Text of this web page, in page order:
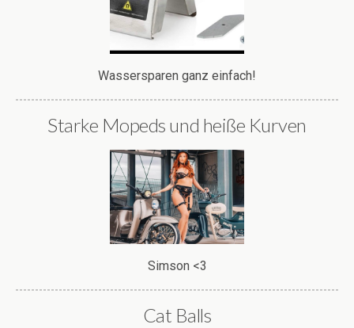
Wassersparen ganz einfach!
Starke Mopeds und heiße Kurven
Simson <3
Cat Balls